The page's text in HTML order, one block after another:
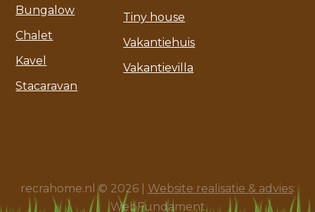
Bungalow
Chalet
Kavel
Stacaravan
Tiny house
Vakantiehuis
Vakantievilla
recrahome.nl © 2026 | Website realisatie & advies:
WebFundament